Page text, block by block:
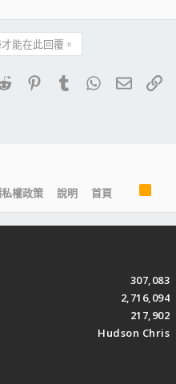
能在此回覆。
Reddit PinterestTumblrWhatsApp
電子
權政策 說明 首頁
S
307,083
2,716,094
217,902
Hudson Chris